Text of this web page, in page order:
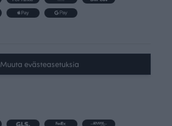
Muuta evästeasetuksia